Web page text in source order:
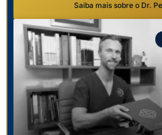
Saiba mais sobre o Dr.